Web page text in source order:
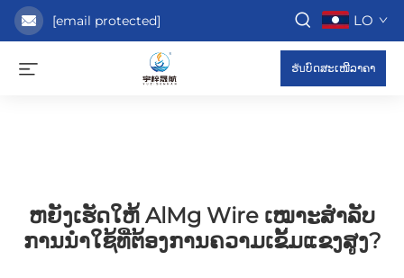
[email protected] LO
ຮับບົດສະເໜີລາຄາ
ຫຍັງເຮັດໃຫ້ AlMg Wire ເໝາະສຳລັບ
ການນຳໃຊ້ທີ່ຕ້ອງການຄວາມເຂັ້ມແຂງສູງ?